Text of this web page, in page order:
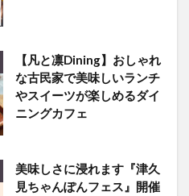
【凡と凛Dining】おしゃれ
な古民家で美味しいランチ
やスイーツが楽しめるダイ
ニングカフェ
美味しさに浸れます『津久
見ちゃんぽんフェス』開催